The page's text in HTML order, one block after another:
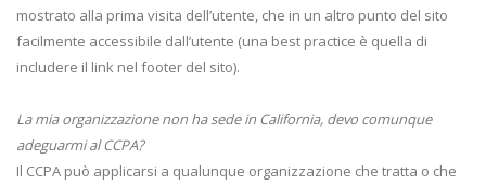
mostrato alla prima visita dell’utente, che in un altro punto del sito
facilmente accessibile dall’utente (una best practice è quella di
includere il link nel footer del sito).
La mia organizzazione non ha sede in California, devo comunque
adeguarmi al CCPA?
Il CCPA può applicarsi a qualunque organizzazione che tratta o che